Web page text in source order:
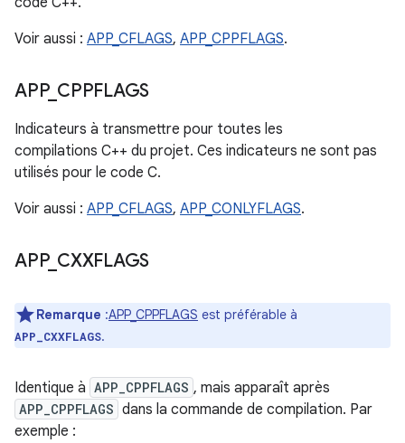
Voir aussi : APP_CFLAGS, APP_CPPFLAGS.
APP_ CPPFLAGS
Indicateurs à transmettre pour toutes les
compilations C++ du projet. Ces indicateurs ne sont pas
utilisés pour le code C.
Voir aussi : APP_CFLAGS, APP_CONLYFLAGS.
APP_ CXXFLAGS
Remarque :APP_CPPFLAGS est préférable à
APP_CXXFLAGS.
Identique à APP_CPPFLAGS , mais apparaît après
APP_CPPFLAGS dans la commande de compilation. Par
exemple :